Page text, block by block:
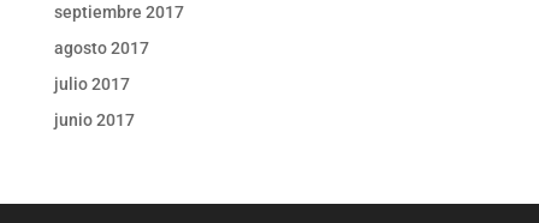
septiembre 2017
agosto 2017
julio 2017
junio 2017